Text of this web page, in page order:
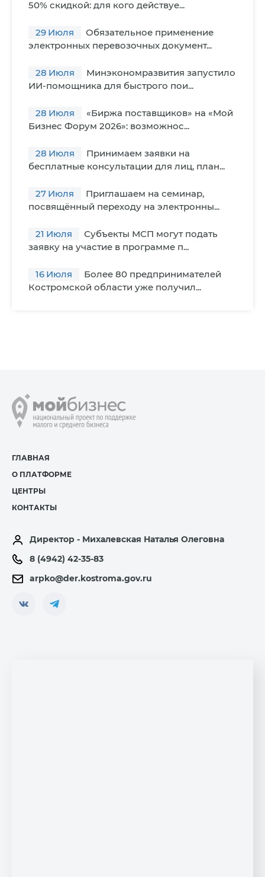
50% скидкой: для кого действуе...
29 Июля
Обязательное применение
электронных перевозочных документ...
28 Июля
Минэкономразвития запустило
ИИ-помощника для быстрого пои...
28 Июля
«Биржа поставщиков» на «Мой
Бизнес Форум 2026»: возможнос...
28 Июля
Принимаем заявки на
бесплатные консультации для лиц, план...
27 Июля
Приглашаем на семинар,
посвящённый переходу на электронны...
21 Июля
Субъекты МСП могут подать
заявку на участие в программе п...
16 Июля
Более 80 предпринимателей
Костромской области уже получил...
ГЛАВНАЯ
О ПЛАТФОРМЕ
ЦЕНТРЫ
КОНТАКТЫ
Директор - Михалевская Наталья Олеговна
8 (4942) 42-35-83
arpko@der.kostroma.gov.ru